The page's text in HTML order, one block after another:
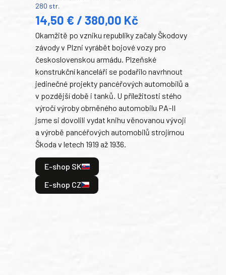
280 str.
14,50 € / 380,00 Kč
Okamžitě po vzniku republiky začaly Škodovy
závody v Plzni vyrábět bojové vozy pro
československou armádu. Plzeňské
konstrukční kanceláři se podařilo navrhnout
jedinečné projekty pancéřových automobilů a
v pozdější době i tanků. U příležitosti stého
výročí výroby obrněného automobilu PA-II
jsme si dovolili vydat knihu věnovanou vývoji
a výrobě pancéřových automobilů strojírnou
Škoda v letech 1919 až 1936.
E-shop SK
E-shop CZ